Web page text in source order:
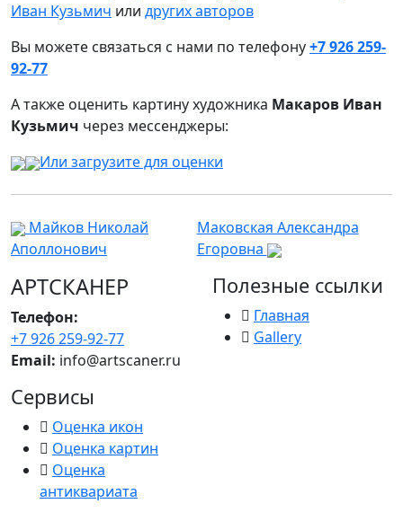
Иван Кузьмич или других авторов
Вы можете связаться с нами по телефону+7 926 259-
92-77
А также оценить картину художника Макаров Иван
Кузьмич через мессенджеры:
Или загрузите для оценки
Майков Николай
Аполлонович
Маковская Александра
Егоровна
АРТСКАНЕР
Телефон:
+7 926 259-92-77
Email: info@artscaner.ru
Полезные ссылки
Главная
Gallery
Сервисы
Оценка икон
Оценка картин
Оценка
антиквариата